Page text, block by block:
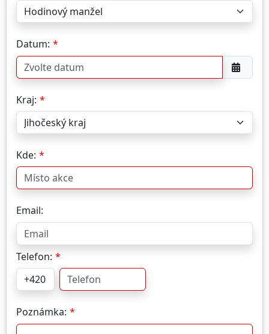
Datum:
Kraj:
Kde:
Email:
Telefon:
Poznámka: